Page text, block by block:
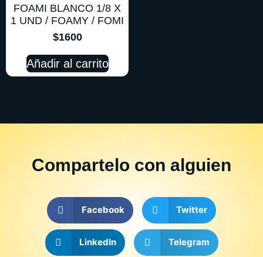
FOAMI BLANCO 1/8 X
1 UND / FOAMY / FOMI
$1600
Añadir al carrito
Compartelo con alguien
Facebook Twitter
LinkedIn Telegram